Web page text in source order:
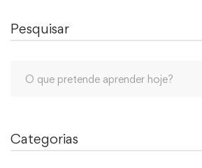
Pesquisar
Categorias